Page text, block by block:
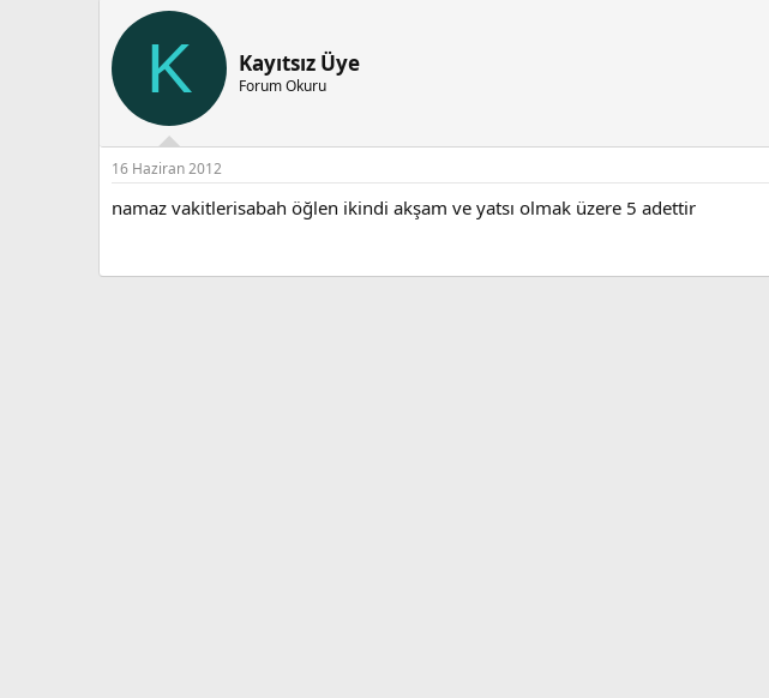
K Kayıtsız Üye
Forum Okuru
16 Haziran 2012
namaz vakitlerisabah öğlen ikindi akşam ve yatsı olmak üzere 5 adettir